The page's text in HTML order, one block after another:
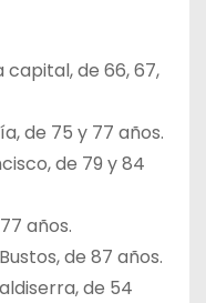
de 66, 67,
de 75 y 77 años.
de 79 y 84
años.
de 87 años.
de 54